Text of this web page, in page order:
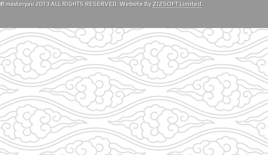
© masteryau 2013 ALL RIGHTS RESERVED. Website By ZIZSOFT Limited